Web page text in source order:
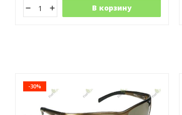
В корзину
-30%